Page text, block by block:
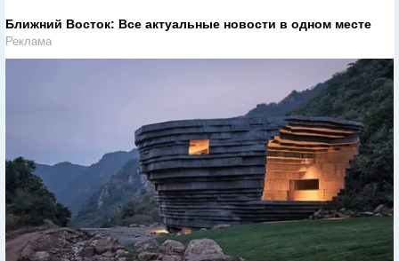
Ближний Восток: Все актуальные новости в одном месте
Реклама